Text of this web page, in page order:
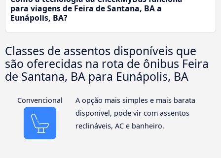
para viagens de Feira de Santana, BA a
Eunápolis, BA?
Classes de assentos disponíveis que
são oferecidas na rota de ônibus Feira
de Santana, BA para Eunápolis, BA
Convencional
A opção mais simples e mais barata
disponível, pode vir com assentos
reclináveis, AC e banheiro.